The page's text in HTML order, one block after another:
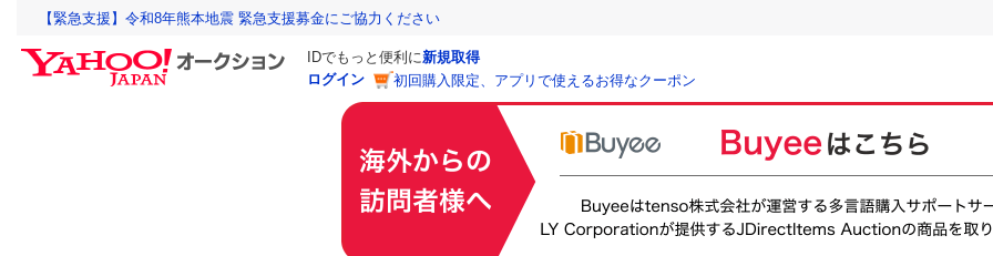
【緊急支援】令和8年熊本地震 緊急支援募金にご協力ください
IDでもっと便利に新規取得
ログイン
初回購入限定、アプリで使えるお得なクーポン